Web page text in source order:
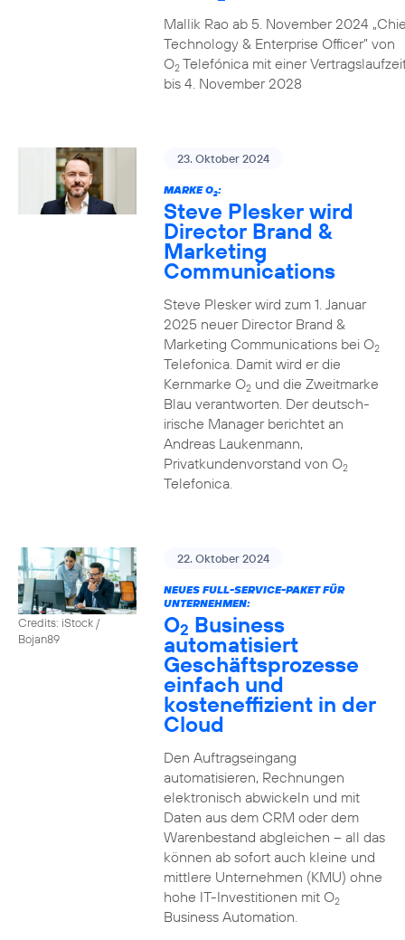
Mallik Rao ab 5. November 2024
Technology & Enterprise Officer” von
O2Telefónica mit einer
bis 4. November 2028
23. Oktober 2024
MARKE O2:
Steve Plesker wird
Director Brand &
Marketing
Communications
Steve Plesker wird zum 1. Januar
2025 neuer Director Brand &
Marketing Communications bei O2
Telefonica. Damit wird er die
Kernmarke O2und die Zweitmarke
Blau verantworten. Der deutsch-
irische Manager berichtet an
Andreas Laukenmann,
Privatkundenvorstand von O2
Telefonica.
Credits: iStock /
Bojan89
22. Oktober 2024
NEUES FULL-SERVICE-PAKET FÜR
UNTERNEHMEN:
O2 Business
automatisiert
Geschäftsprozesse
einfach und
kosteneffizient in der
Cloud
Den Auftragseingang
automatisieren, Rechnungen
elektronisch abwickeln und mit
Daten aus dem CRM oder dem
Warenbestand abgleichen – all das
können ab sofort auch kleine und
mittlere Unternehmen (KMU) ohne
hohe IT-Investitionen mit O2
Business Automation.